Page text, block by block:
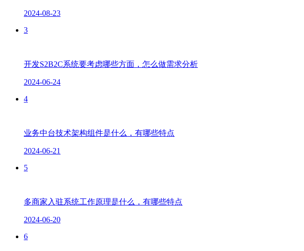
2024-08-23
3
开发S2B2C系统要考虑哪些方面，怎么做需求分析
2024-06-24
4
业务中台技术架构组件是什么，有哪些特点
2024-06-21
5
多商家入驻系统工作原理是什么，有哪些特点
2024-06-20
6